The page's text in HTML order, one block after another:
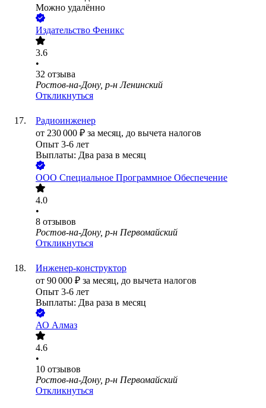
Можно удалённо
Издательство Феникс
3.6
•
32 отзыва
Ростов-на-Дону, р-н Ленинский
Откликнуться
Радиоинженер
от 230 000 ₽ за месяц, до вычета налогов
Опыт 3-6 лет
Выплаты: Два раза в месяц
ООО Специальное Программное Обеспечение
4.0
•
8 отзывов
Ростов-на-Дону, р-н Первомайский
Откликнуться
Инженер-конструктор
от 90 000 ₽ за месяц, до вычета налогов
Опыт 3-6 лет
Выплаты: Два раза в месяц
АО Алмаз
4.6
•
10 отзывов
Ростов-на-Дону, р-н Первомайский
Откликнуться